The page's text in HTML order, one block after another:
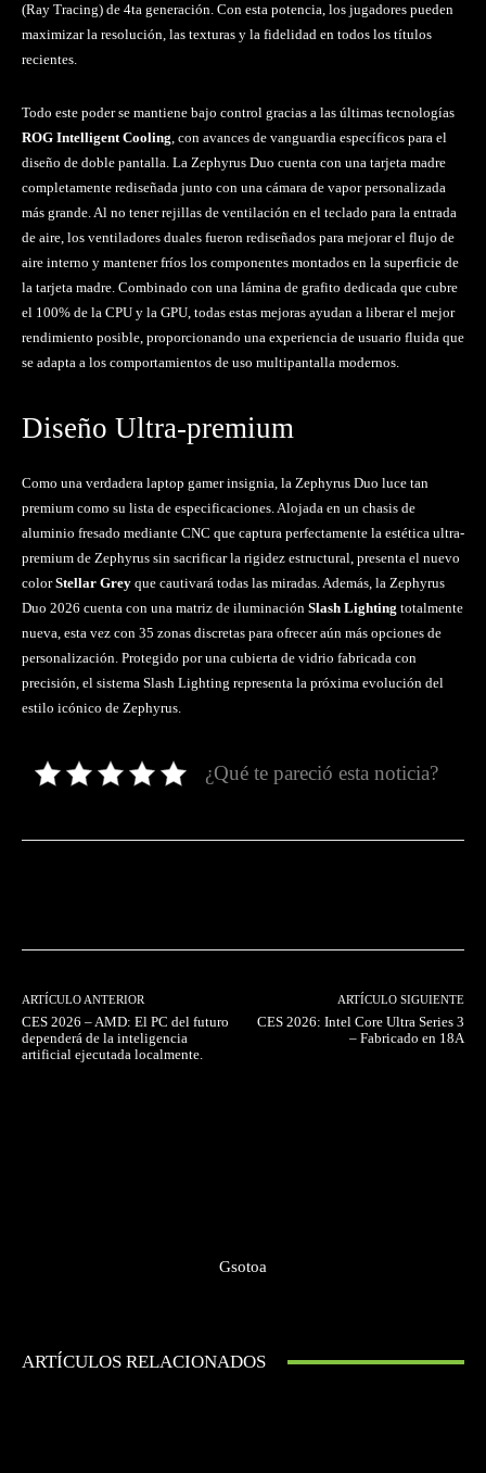
(Ray Tracing) de 4ta generación. Con esta potencia, los jugadores pueden
maximizar la resolución, las texturas y la fidelidad en todos los títulos
recientes.
Todo este poder se mantiene bajo control gracias a las últimas tecnologías
ROG Intelligent Cooling, con avances de vanguardia específicos para el
diseño de doble pantalla. La Zephyrus Duo cuenta con una tarjeta madre
completamente rediseñada junto con una cámara de vapor personalizada
más grande. Al no tener rejillas de ventilación en el teclado para la entrada
de aire, los ventiladores duales fueron rediseñados para mejorar el flujo de
aire interno y mantener fríos los componentes montados en la superficie de
la tarjeta madre. Combinado con una lámina de grafito dedicada que cubre
el 100% de la CPU y la GPU, todas estas mejoras ayudan a liberar el mejor
rendimiento posible, proporcionando una experiencia de usuario fluida que
se adapta a los comportamientos de uso multipantalla modernos.
Diseño Ultra-premium
Como una verdadera laptop gamer insignia, la Zephyrus Duo luce tan
premium como su lista de especificaciones. Alojada en un chasis de
aluminio fresado mediante CNC que captura perfectamente la estética ultra-
premium de Zephyrus sin sacrificar la rigidez estructural, presenta el nuevo
colorStellar Grey que cautivará todas las miradas. Además, la Zephyrus
Duo 2026 cuenta con una matriz de iluminación Slash Lighting totalmente
nueva, esta vez con 35 zonas discretas para ofrecer aún más opciones de
personalización. Protegido por una cubierta de vidrio fabricada con
precisión, el sistema Slash Lighting representa la próxima evolución del
estilo icónico de Zephyrus.
¿Qué te pareció esta noticia?
ARTÍCULO ANTERIOR
CES 2026 – AMD: El PC del futuro
dependerá de la inteligencia
artificial ejecutada localmente.
ARTÍCULO SIGUIENTE
CES 2026: Intel Core Ultra Series 3
– Fabricado en 18A
Gsotoa
ARTÍCULOS RELACIONADOS